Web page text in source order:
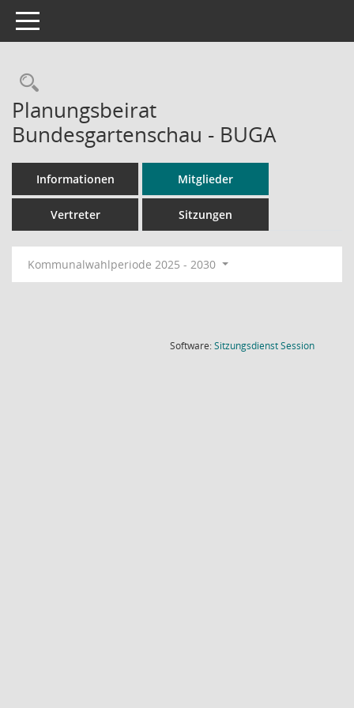
Toggle navigation
Rechercheauswahl
Planungsbeirat
Bundesgartenschau - BUGA
Informationen Mitglieder
Vertreter Sitzungen
Kommunalwahlperiode 2025 - 2030
Software:SitzungsdienstSession(Wird in